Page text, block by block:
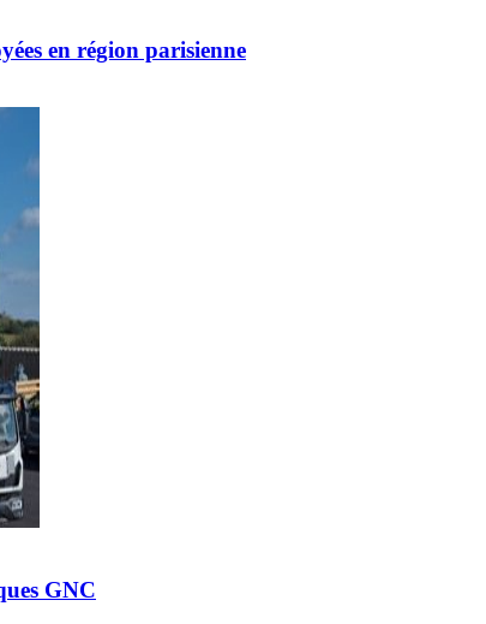
en région parisienne
GNC